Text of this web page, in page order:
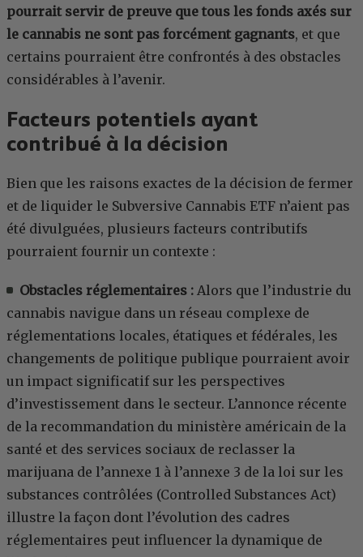
pourrait servir de preuve que tous les fonds axés sur
le cannabis ne sont pas forcément gagnants, et que
certains pourraient être confrontés à des obstacles
considérables à l’avenir.
Facteurs potentiels ayant
contribué à la décision
Bien que les raisons exactes de la décision de fermer
et de liquider le Subversive Cannabis ETF n’aient pas
été divulguées, plusieurs facteurs contributifs
pourraient fournir un contexte :
Obstacles réglementaires : Alors que l’industrie du
cannabis navigue dans un réseau complexe de
réglementations locales, étatiques et fédérales, les
changements de politique publique pourraient avoir
un impact significatif sur les perspectives
d’investissement dans le secteur. L’annonce récente
de la recommandation du ministère américain de la
santé et des services sociaux de reclasser la
marijuana de l’annexe 1 à l’annexe 3 de la loi sur les
substances contrôlées (Controlled Substances Act)
illustre la façon dont l’évolution des cadres
réglementaires peut influencer la dynamique de